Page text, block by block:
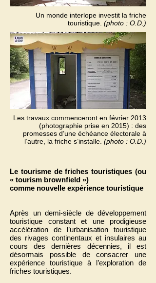
Un monde interlope investit la friche
touristique. (photo : O.D.)
Les travaux commenceront en février 2013
(photographie prise en 2015) : des
promesses d’une échéance électorale à
l’autre, la friche s’installe. (photo : O.D.)
Le tourisme de friches touristiques (ou
« tourism brownfield »)
comme nouvelle expérience touristique
Après un demi-siècle de développement
touristique constant et une prodigieuse
accélération de l’urbanisation touristique
des rivages continentaux et insulaires au
cours des dernières décennies, il est
désormais possible de consacrer une
expérience touristique à l’exploration de
friches touristiques.